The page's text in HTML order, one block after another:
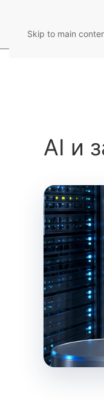
Skip to main
AI и